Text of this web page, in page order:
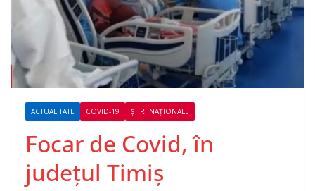
ACTUALITATE COVID-19 ȘTIRI NAȚIONALE
Focar de Covid, în
județul Timiș